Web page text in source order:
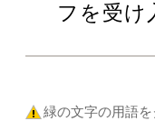
フを受け
緑の文字の用語